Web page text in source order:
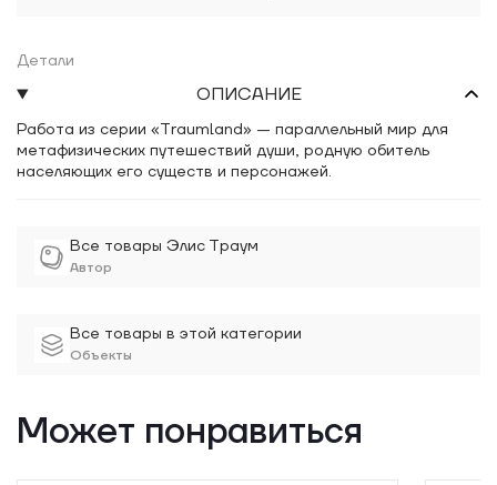
Все товары Элис Траум
Автор
Все товары в этой категории
Объекты
Детали
ОПИСАНИЕ
Работа из серии «Traumland» — параллельный мир для
метафизических путешествий души, родную обитель
населяющих его существ и персонажей.
Может понравиться